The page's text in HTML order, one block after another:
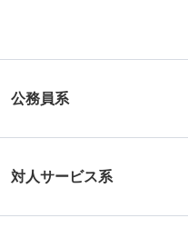
公務員系
対人サービス系